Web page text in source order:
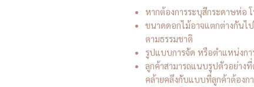
หากต้องการระบุสีกระดาษห่อ
ขนาดดอกไม้อาจแตกต่างกันไ
ตามธรรมชาติ
รูปแบบการจัด หรือตำแหน่งก
ลูกค้าสามารถแนบรูปตัวอย่าง
คล้ายคลึงกับแบบที่ลูกค้าต้องก